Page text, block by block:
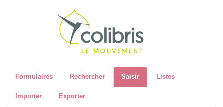
Formulaires Rechercher Saisir Listes
Importer Exporter